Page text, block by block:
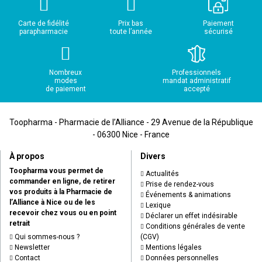
performance et innovation
Philips Avent mise sur la qualité, la fiabilité et l'innovation
Produits conçus avec une forte attention au détail
pour garantir un usage sécurisé et confortable.
Approche inspirée par la nature, développée avec des
études cliniques rigoureuses.
Achetez en ligne sur TooPharma
toutes vos solutions pour nourrir bébé
PHILIPS AVENT !
Carte de fidélité
parapharmacie
Prix bas
toute l’année
Paiement
sécurisé
Nombreux
modes
de paiement
Professionnels
mandat administratif
accepté
Toopharma - Pharmacie de l’Alliance - 29 Avenue de la République
- 06300 Nice - France
À propos
Toopharma vous permet de
commander en ligne, de retirer
vos produits à la Pharmacie de
l’Alliance à Nice ou de les
recevoir chez vous ou en point
retrait
Qui sommes-nous ?
Newsletter
Contact
Divers
Actualités
Prise de rendez-vous
Événements & animations
Lexique
Déclarer un effet indésirable
Conditions générales de vente
(CGV)
Mentions légales
Données personnelles